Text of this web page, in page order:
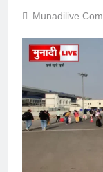
Munadilive.com